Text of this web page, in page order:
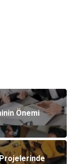
Önemi
Projelerinde